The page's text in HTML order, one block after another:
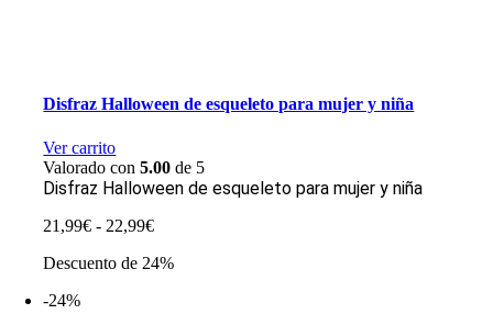
Disfraz Halloween de esqueleto para mujer y niña
Ver carrito
Valorado con5.00 de 5
Disfraz Halloween de esqueleto para mujer y niña
21,99€ - 22,99€Rango
precios:
Descuento de 24%
-24%